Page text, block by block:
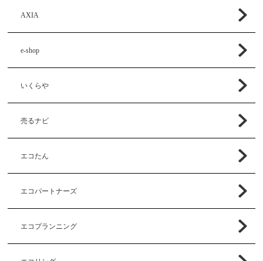
AXIA
e-shop
いくらや
売るナビ
エコたん
エコパートナーズ
エコプランニング